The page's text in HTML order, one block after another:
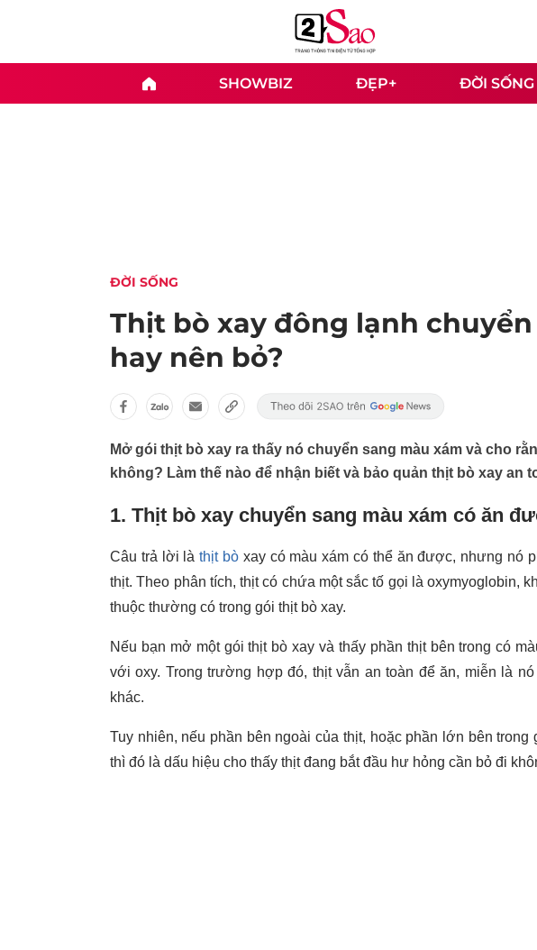
SHOWBIZ ĐẸP+ ĐỜI SỐNG
ĐỜI SỐNG
Thịt bò xay đông lạnh
hay nên bỏ?
Mở gói thịt bò xay ra thấy nó chuyển sang màu xám và cho
không? Làm thế nào để nhận biết và bảo quản thịt bò xay an
1. Thịt bò xay chuyển sang màu xám có ăn
Câu trả lời làthịt bò xay có màu xám có thể ăn được, nhưng nó
thịt. Theo phân tích, thịt có chứa một sắc tố gọi là oxymyoglobin,
thuộc thường có trong gói thịt bò xay.
Nếu bạn mở một gói thịt bò xay và thấy phần thịt bên trong có
với oxy. Trong trường hợp đó, thịt vẫn an toàn để ăn, miễn là
khác.
Tuy nhiên, nếu phần bên ngoài của thịt, hoặc phần lớn bên trong
thì đó là dấu hiệu cho thấy thịt đang bắt đầu hư hỏng cần bỏ đi